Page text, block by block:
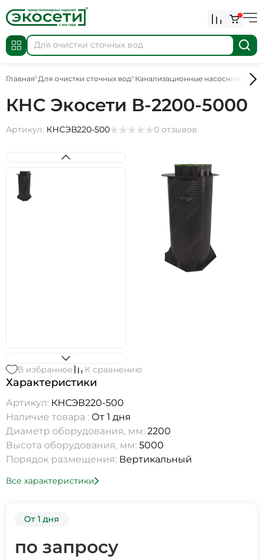
0
Главная Для очистки сточных вод Канализационные насосные
КНС Экосети В-2200-5000
Артикул: КНСЭВ220-500 0 отзывов
В избранное К сравнению
Характеристики
Артикул: КНСЭВ220-500
Наличие товара : От 1 дня
Диаметр оборудования, мм: 2200
Высота оборудования, мм: 5000
Порядок размещения: Вертикальный
Все характеристики
От 1 дня
по запросу